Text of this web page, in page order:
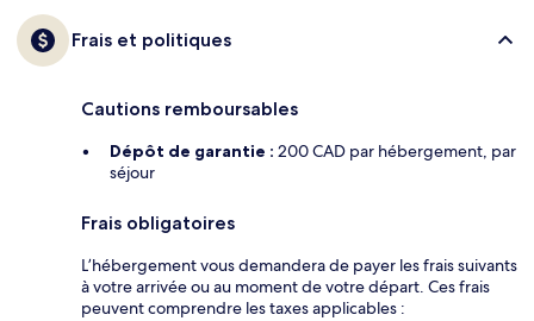
Frais et politiques
Cautions remboursables
Dépôt de garantie : 200 CAD par hébergement, par
séjour
Frais obligatoires
L’hébergement vous demandera de payer les frais suivants
à votre arrivée ou au moment de votre départ. Ces frais
peuvent comprendre les taxes applicables :